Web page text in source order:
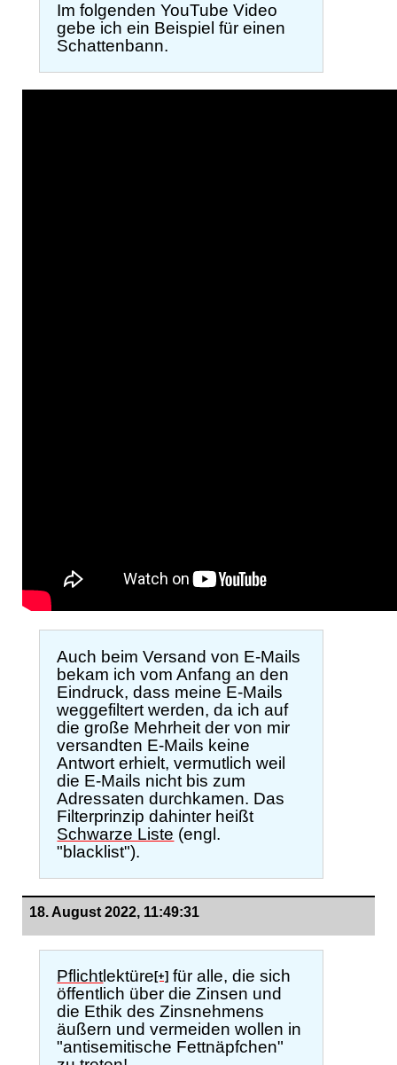
Im folgenden YouTube Video
gebe ich ein Beispiel für einen
Schattenbann.
Auch beim Versand von E-Mails
bekam ich vom Anfang an den
Eindruck, dass meine E-Mails
weggefiltert werden, da ich auf
die große Mehrheit der von mir
versandten E-Mails keine
Antwort erhielt, vermutlich weil
die E-Mails nicht bis zum
Adressaten durchkamen. Das
Filterprinzip dahinter heißt
Schwarze Liste (engl.
"blacklist").
18. August 2022, 11:49:31
Pflichtlektüre[+] für alle, die sich
öffentlich über die Zinsen und
die Ethik des Zinsnehmens
äußern und vermeiden wollen in
"antisemitische Fettnäpfchen"